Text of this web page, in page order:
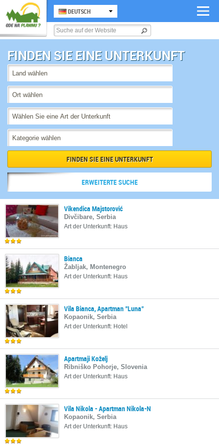
DEUTSCH
FINDEN SIE EINE UNTERKUNFT
ERWEITERTE SUCHE
Vikendica Majstorović
Divčibare, Serbia
Art der Unterkunft: Haus
Bianca
Žabljak, Montenegro
Art der Unterkunft: Haus
Vila Bianca, Apartman "Luna"
Kopaonik, Serbia
Art der Unterkunft: Hotel
Apartmaji Koželj
Ribniško Pohorje, Slovenia
Art der Unterkunft: Haus
Vila Nikola - Apartman Nikola-N
Kopaonik, Serbia
Art der Unterkunft: Haus